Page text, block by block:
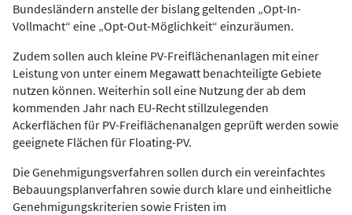
Bundesländern anstelle der bislang geltenden „Opt-In-
Vollmacht“ eine „Opt-Out-Möglichkeit“ einzuräumen.
Zudem sollen auch kleine PV-Freiflächenanlagen mit einer
Leistung von unter einem Megawatt benachteiligte Gebiete
nutzen können. Weiterhin soll eine Nutzung der ab dem
kommenden Jahr nach EU-Recht stillzulegenden
Ackerflächen für PV-Freiflächenanalgen geprüft werden sowie
geeignete Flächen für Floating-PV.
Die Genehmigungsverfahren sollen durch ein vereinfachtes
Bebauungsplanverfahren sowie durch klare und einheitliche
Genehmigungskriterien sowie Fristen im